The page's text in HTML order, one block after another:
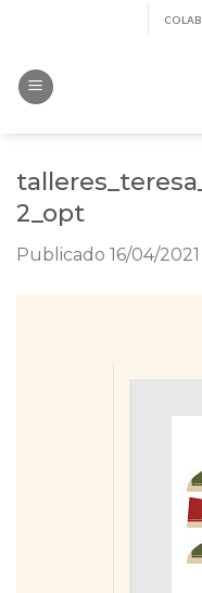
contenido
2_opt
Publicado 16/04/2021